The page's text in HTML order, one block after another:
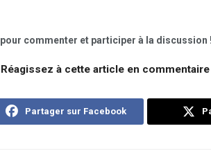
pour commenter et participer à la discussion !
Réagissez à cette article en
Partager sur Facebook